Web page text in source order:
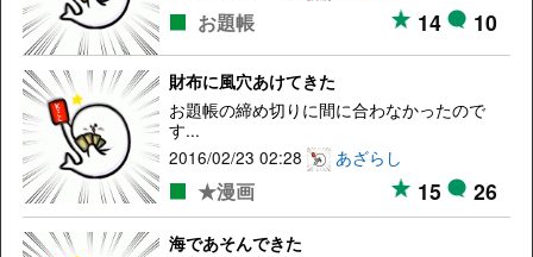
お題帳 14 10
財布に風穴あけてきた
お題帳の締め切りに間に合わなかったので
す...
2016/02/23 02:28
あざらし
★漫画 15 26
海であそんできた